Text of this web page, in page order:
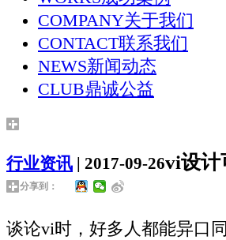
COMPANY关于我们
CONTACT联系我们
NEWS新闻动态
CLUB鼎诚公益
行业资讯 | 2017-09-26vi设计
分享到：
谈论vi时，好多人都能异口